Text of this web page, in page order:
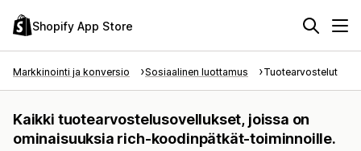
Shopify App Store
Markkinointi ja konversio Sosiaalinen luottamus Tuotearvostelut
Kaikki tuotearvostelusovellukset, joissa on
ominaisuuksia rich-koodinpätkät-toiminnoille.